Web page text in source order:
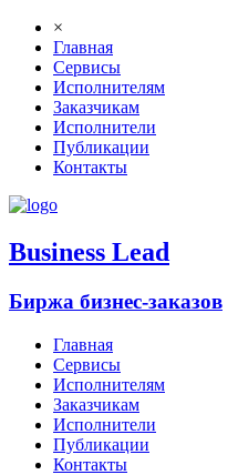
×
Главная
Сервисы
Исполнителям
Заказчикам
Исполнители
Публикации
Контакты
Business Lead
Биржа бизнес-заказов
Главная
Сервисы
Исполнителям
Заказчикам
Исполнители
Публикации
Контакты